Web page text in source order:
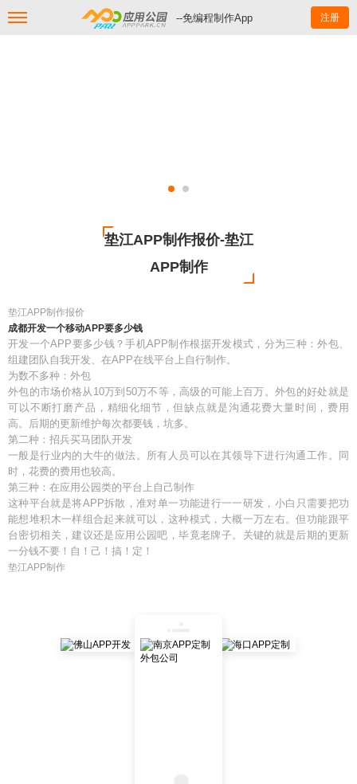
--免编程制作App 注册
垫江APP制作报价-垫江
APP制作
垫江APP制作报价
成都开发一个移动APP要多少钱
开发一个APP要多少钱？手机APP制作根据开发模式，分为三种：外包、
组建团队自我开发、在APP在线平台上自行制作。
为数不多种：外包
外包的市场价格从10万到50万不等，高级的可能上百万。外包的好处就是
可以不断打磨产品，精细化细节，但缺点就是沟通花费大量时间，费用
高。后期的更新维护每次都要钱，坑多。
第二种：招兵买马团队开发
一般是行业内的大牛的做法。所有人员可以在其领导下进行沟通工作。同
时，花费的费用也较高。
第三种：在应用公园类的平台上自己制作
这种平台就是将APP拆散，准对单一功能进行一一研发，小白只需要把功
能想堆积木一样组合起来就可以，这种模式，大概一万左右。但功能跟平
台密切相关，建议还是应用公园吧，毕竟老牌子。关键的就是后期的更新
一分钱不要！自！己！搞！定！
垫江APP制作